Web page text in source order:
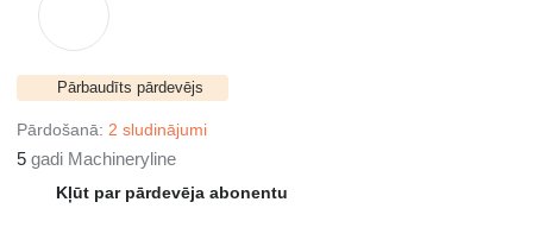
Pārbaudīts pārdevējs
Pārdošanā: 2 sludinājumi
5 gadi Machineryline
Kļūt par pārdevēja abonentu